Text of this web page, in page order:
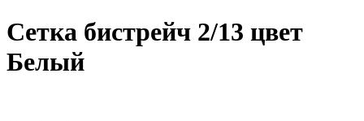
Сетка бистрейч 2/13 цвет
Белый